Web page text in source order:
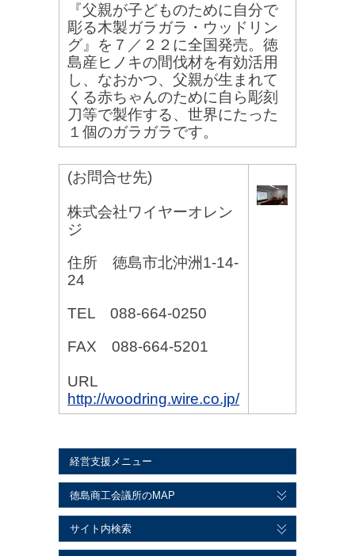
『父親が子どものために自分で
彫る木製ガラガラ・ウッドリン
グ』 を７／２２に全国発売。徳
島産ヒノキの間伐材を有効活用
し、なおかつ、父親が生まれて
くる赤ちゃんのために自ら彫刻
刀等で製作する、世界にたった
１個のガラガラです。
(お問合せ先)
株式会社ワイヤーオレン
ジ
住所 徳島市北沖洲1-14-
24
TEL 088-664-0250
FAX 088-664-5201
URL
http://woodring.wire.co.jp/
経営支援メニュー
徳島商工会議所のMAP
サイト内検索